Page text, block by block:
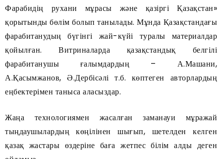
Фарабидің рухани мұрасы және қазіргі Қазақстан»
қорытынды бөлім болып танылады. Мұнда Қазақстандағы
фарабитанудың бүгінгі жай-күйі туралы материалдар
қойылған. Витриналарда қазақстандық белгілі
фарабитанушы ғалымдардың – А.Машани,
А.Қасымжанов, Ә.Дербісәлі т.б. көптеген авторлардың
еңбектерімен таныса аласыздар.
Жаңа технологиямен жасалған заманауи мұражай
тыңдаушылардың көңілінен шығып, шетелден келген
қазақ жастары өздеріне баға жетпес білім алды деген